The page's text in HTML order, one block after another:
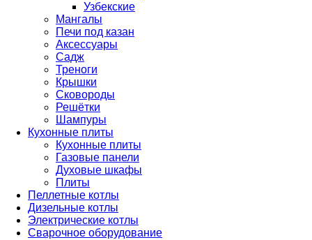
Узбекские
Мангалы
Печи под казан
Аксессуары
Садж
Треноги
Крышки
Сковороды
Решётки
Шампуры
Кухонные плиты
Кухонные плиты
Газовые панели
Духовые шкафы
Плиты
Пеллетные котлы
Дизельные котлы
Электрические котлы
Сварочное оборудование